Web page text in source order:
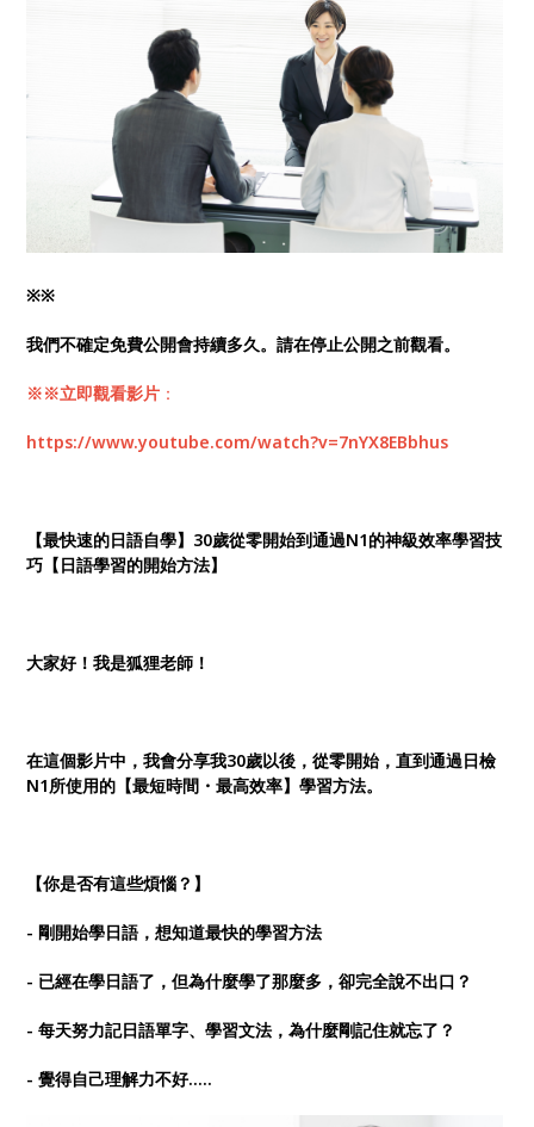
※※
我們不確定免費公開會持續多久。請在停止公開之前觀看。
※※立即觀看影片 ：
https://www.youtube.com/watch?v=7nYX8EBbhus
【最快速的日語自學】30歲從零開始到通過N1的神級效率學習技
巧【日語學習的開始方法】
大家好！我是狐狸老師！
在這個影片中，我會分享我30歲以後，從零開始，直到通過日檢
N1所使用的【最短時間・最高效率】學習方法。
【你是否有這些煩惱？】
- 剛開始學日語，想知道最快的學習方法
- 已經在學日語了，但為什麼學了那麼多，卻完全說不出口？
- 每天努力記日語單字、學習文法，為什麼剛記住就忘了？
- 覺得自己理解力不好.....